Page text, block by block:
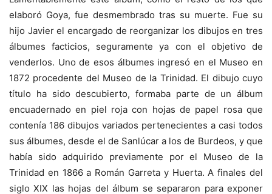
elaboró Goya, fue desmembrado tras su muerte. Fue su
hijo Javier el encargado de reorganizar los dibujos en tres
álbumes facticios, seguramente ya con el objetivo de
venderlos. Uno de esos álbumes ingresó en el Museo en
1872 procedente del Museo de la Trinidad. El dibujo cuyo
título ha sido descubierto, formaba parte de un álbum
encuadernado en piel roja con hojas de papel rosa que
contenía 186 dibujos variados pertenecientes a casi todos
sus álbumes, desde el de Sanlúcar a los de Burdeos, y que
había sido adquirido previamente por el Museo de la
Trinidad en 1866 a Román Garreta y Huerta. A finales del
siglo XIX las hojas del álbum se separaron para exponer